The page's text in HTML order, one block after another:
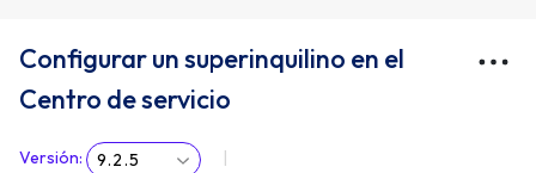
Configurar un superinquilino en el
Centro de servicio
Versión: 9.2.5